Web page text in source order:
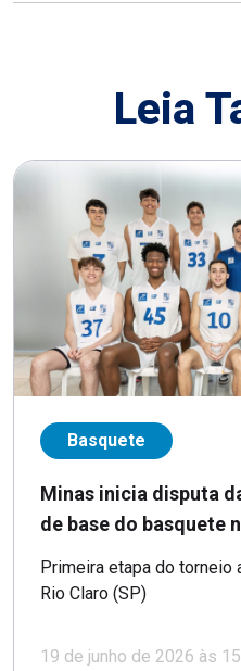
Leia
Basquete
Minas inicia disputa
de base do basquete
Primeira etapa do torneio
Rio Claro (SP)
19 de junho de 2026 às